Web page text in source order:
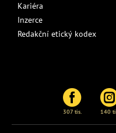
Kariéra
Inzerce
Redakční etický kodex
307 tis. 140